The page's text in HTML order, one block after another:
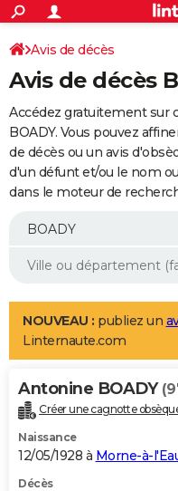
ACTUALITÉS
Politique
Société
Faits Divers
Education
Monde
Villes
+
SPORT
Coupe du monde 2026
Football
Tennis
Cyclisme
Rugby
Forum
Programme TV
TNT
Streaming
Cinéma
Sorties cinéma
Musique
+
FINANCE
Retraite
Impôts
Epargne
Immobilier
Risques naturels par ville
Banque
Assurance
Crédit
AUTO
Essais
Réserver un essai
Citadines
Berlines
SUV
Forum auto
+
Mobiles
Meilleur smartphone
Internet
Ordinateurs
Jeux vidéo
Guide high-tech
Aménagement intérieur
LIFESTYLE
Art de vivre
Bien-être
Loisirs
Mode
Modes de vie
Alimentation
Guide de la santé
Maladies
Médicaments
Sommeil
VOYAGE
Destinations
City break
Voyage nature
Voyage de noces
Forum
Climat
+PHOTO
GUIDES D'ACHAT
Avis de décès
Avis de décès
Accédez gratuitement sur
BOADY. Vous pouvez
de décès ou un avis
d'un défunt et/ou le nom
dans le moteur de
NOUVEAU : publiez un
Linternaute.com
Antonine BOADY
Créer une cagnotte
Naissance
12/05/1928 à Morne-à-
Décès